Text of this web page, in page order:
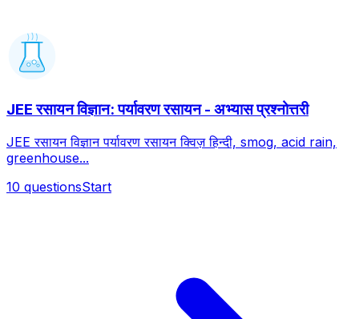
JEE रसायन विज्ञान: पर्यावरण रसायन - अभ्यास प्रश्नोत्तरी
JEE रसायन विज्ञान पर्यावरण रसायन क्विज़ हिन्दी, smog, acid rain,
greenhouse...
10 questionsStart